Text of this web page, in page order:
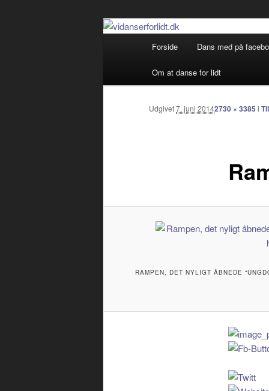
Debatterende tekster med
Fortsæt
til
primært
Forside Dans med på
Om at danse for lidt
Udgivet7. juni 20142730 × 3385 i
RAMPEN, DET NYLIGT ÅBNEDE